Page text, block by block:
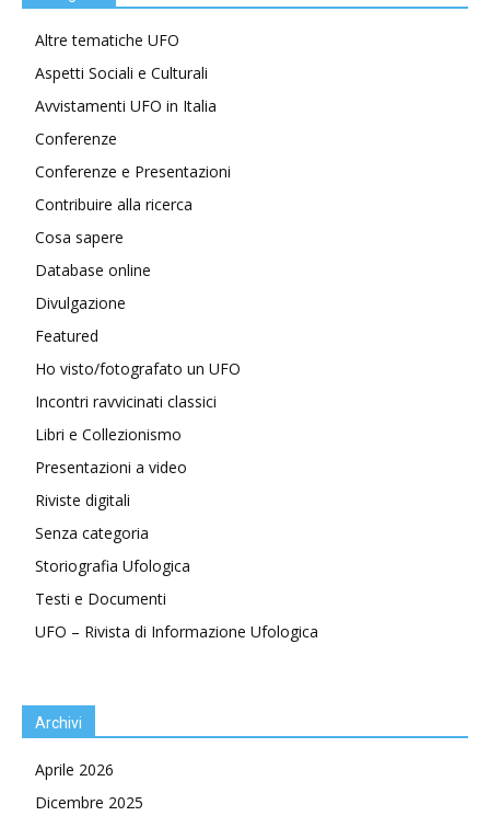
Altre tematiche UFO
Aspetti Sociali e Culturali
Avvistamenti UFO in Italia
Conferenze
Conferenze e Presentazioni
Contribuire alla ricerca
Cosa sapere
Database online
Divulgazione
Featured
Ho visto/fotografato un UFO
Incontri ravvicinati classici
Libri e Collezionismo
Presentazioni a video
Riviste digitali
Senza categoria
Storiografia Ufologica
Testi e Documenti
UFO – Rivista di Informazione Ufologica
Archivi
Aprile 2026
Dicembre 2025